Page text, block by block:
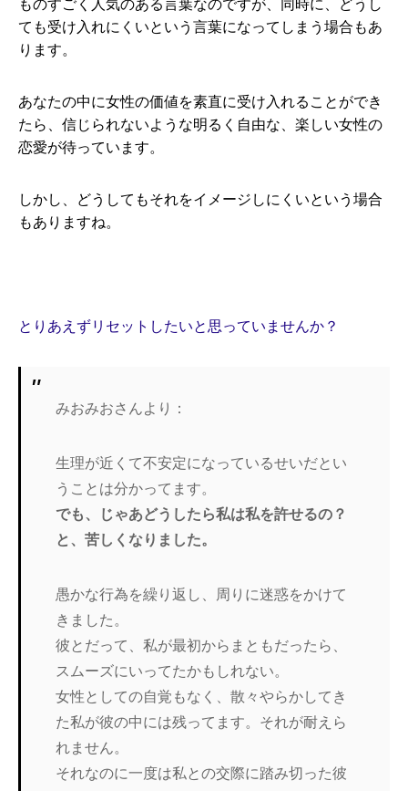
ものすごく人気のある言葉なのですが、同時に、どうし
ても受け入れにくいという言葉になってしまう場合もあ
ります。
あなたの中に女性の価値を素直に受け入れることができ
たら、信じられないような明るく自由な、楽しい女性の
恋愛が待っています。
しかし、どうしてもそれをイメージしにくいという場合
もありますね。
とりあえずリセットしたいと思っていませんか？
みおみおさんより：
生理が近くて不安定になっているせいだとい
うことは分かってます。
でも、じゃあどうしたら私は私を許せるの？
と、苦しくなりました。
愚かな行為を繰り返し、周りに迷惑をかけて
きました。
彼とだって、私が最初からまともだったら、
スムーズにいってたかもしれない。
女性としての自覚もなく、散々やらかしてき
た私が彼の中には残ってます。それが耐えら
れません。
それなのに一度は私との交際に踏み切った彼